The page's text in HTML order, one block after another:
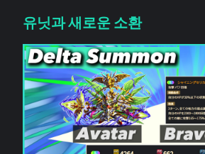
유닛과 새로운 소환